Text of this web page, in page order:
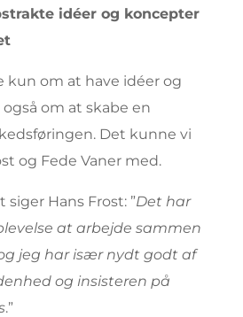
idéer og koncepter
kun om at have idéer og
om at skabe en
Det kunne vi
og Fede Vaner med.
Hans Frost: ”Det har
at arbejde sammen
jeg har især nydt godt af
og insisteren på
.”